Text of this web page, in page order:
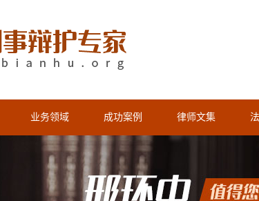
业务领域 成功案例 律师文集